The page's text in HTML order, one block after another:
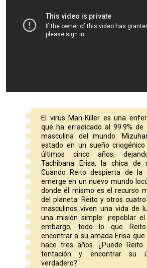
El virus Man-Killer es una
que ha erradicado al 99.9% de
masculina del mundo.
estado en un sueño
últimos cinco años,
Tachibana Erisa, la chica de
Cuando Reito despierta de la
emerge en un nuevo mundo
donde él mismo es el recurso
del planeta. Reito y otros
masculinos viven una vida de
una misión simple: ¡repoblar
embargo, todo lo que
encontrar a su amada Erisa que
hace tres años. ¿Puede
tentación y encontrar su
verdadero?